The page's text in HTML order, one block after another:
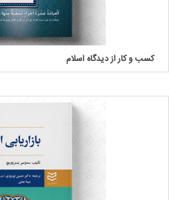
کسب و کار از دیدگاه اسلام